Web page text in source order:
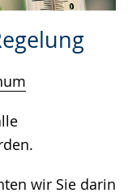
wir Sie darin